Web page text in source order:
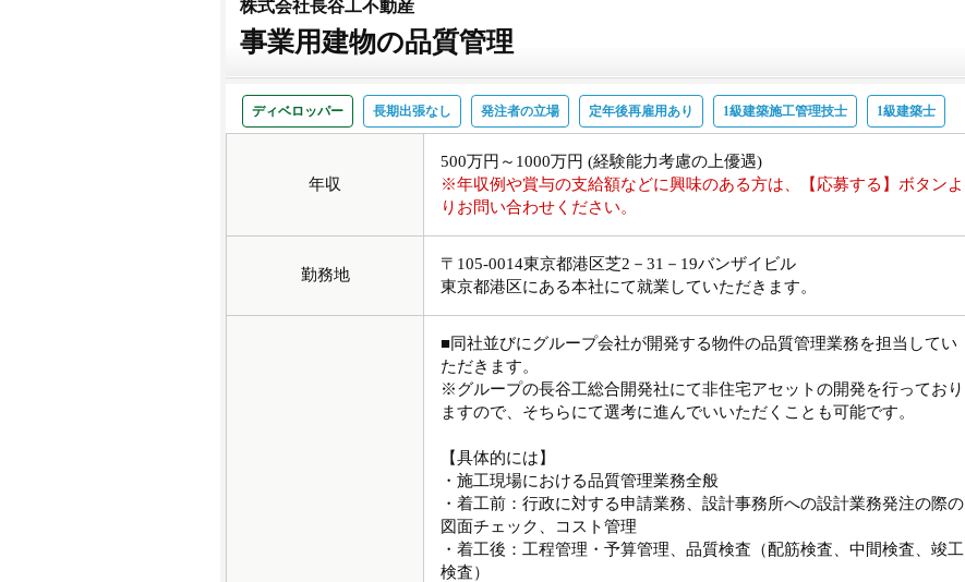
株式会社長谷工不動産
事業用建物の品質管理
ディベロッパー 長期出張なし 発注者の立場 定年後再雇用あり 1級建築施工管理技士 1級建築士
年収
500万円～1000万円 (経験能力考慮の上優遇)
※年収例や賞与の支給額などに興味のある方は、【応募する】ボタンよ
りお問い合わせください。
勤務地
〒105-0014東京都港区芝2－31－19バンザイビル
東京都港区にある本社にて就業していただきます。
■同社並びにグループ会社が開発する物件の品質管理業務を担当してい
ただきます。
※グループの長谷工総合開発社にて非住宅アセットの開発を行っており
ますので、そちらにて選考に進んでいいただくことも可能です。
【具体的には】
・施工現場における品質管理業務全般
・着工前：行政に対する申請業務、設計事務所への設計業務発注の際の
図面チェック、コスト管理
・着工後：工程管理・予算管理、品質検査（配筋検査、中間検査、竣工
検査）